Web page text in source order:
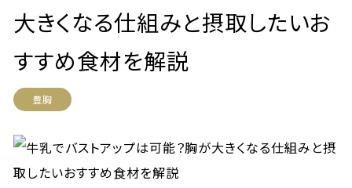
大きくなる仕組みと摂取したいお
すすめ食材を解説
豊胸